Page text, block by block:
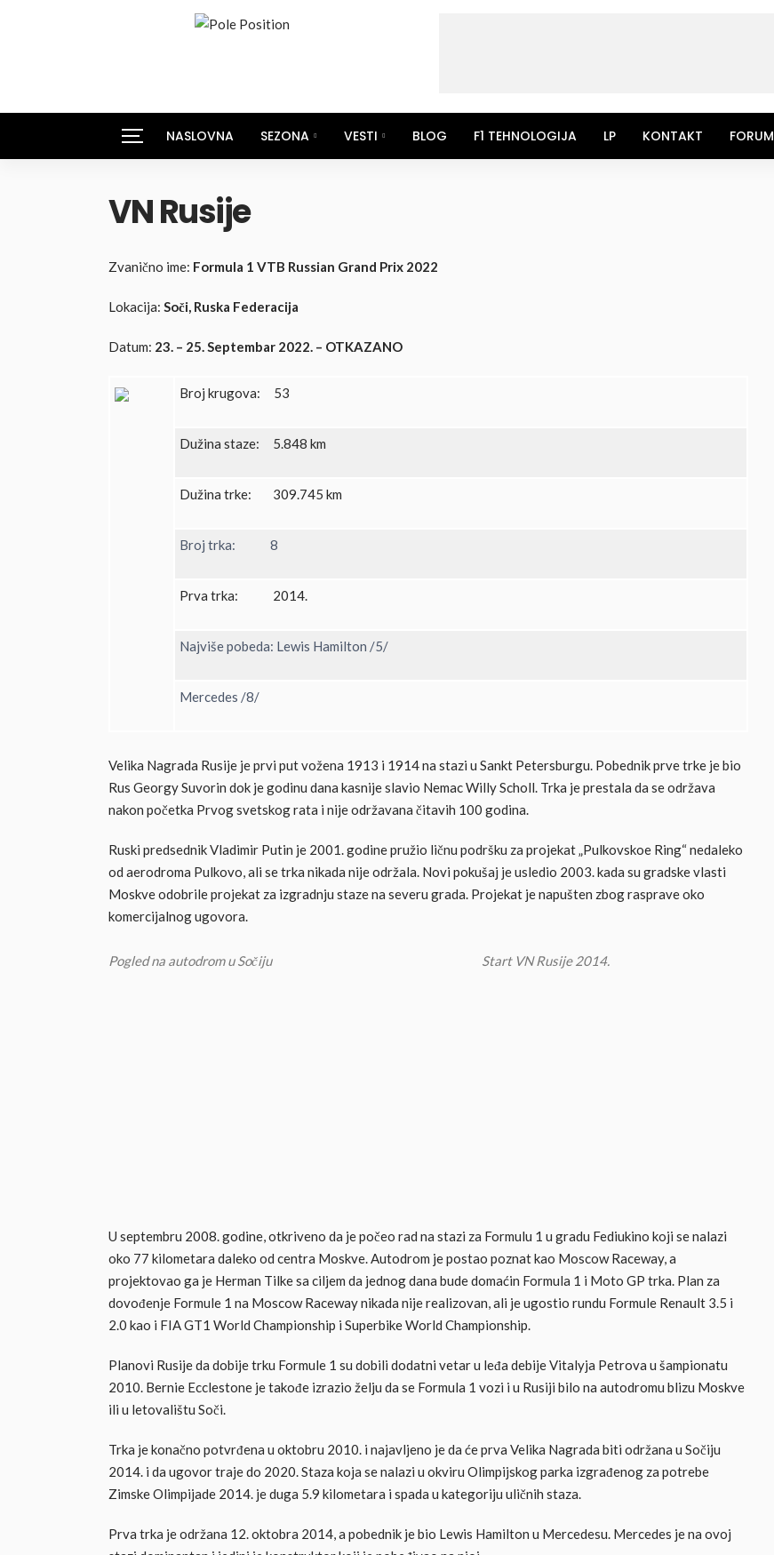
NASLOVNA SEZONA VESTI BLOG F1 TEHNOLOGIJA LP KONTAKT FORUM
VN Rusije
Zvanično ime: Formula 1 VTB Russian Grand Prix 2022
Lokacija: Soči, Ruska Federacija
Datum: 23. – 25. Septembar 2022. – OTKAZANO
Broj krugova: 53
Dužina staze: 5.848 km
Dužina trke: 309.745 km
Broj trka: 8
Prva trka: 2014.
Najviše pobeda: Lewis Hamilton /5/
Mercedes /8/
Velika Nagrada Rusije je prvi put vožena 1913 i 1914 na stazi u Sankt Petersburgu. Pobednik prve trke je bio
Rus Georgy Suvorin dok je godinu dana kasnije slavio Nemac Willy Scholl. Trka je prestala da se održava
nakon početka Prvog svetskog rata i nije održavana čitavih 100 godina.
Ruski predsednik Vladimir Putin je 2001. godine pružio ličnu podršku za projekat „Pulkovskoe Ring“ nedaleko
od aerodroma Pulkovo, ali se trka nikada nije održala. Novi pokušaj je usledio 2003. kada su gradske vlasti
Moskve odobrile projekat za izgradnju staze na severu grada. Projekat je napušten zbog rasprave oko
komercijalnog ugovora.
Pogled na autodrom u Sočiju Start VN Rusije 2014.
U septembru 2008. godine, otkriveno da je počeo rad na stazi za Formulu 1 u gradu Fediukino koji se nalazi
oko 77 kilometara daleko od centra Moskve. Autodrom je postao poznat kao Moscow Raceway, a
projektovao ga je Herman Tilke sa ciljem da jednog dana bude domaćin Formula 1 i Moto GP trka. Plan za
dovođenje Formule 1 na Moscow Raceway nikada nije realizovan, ali je ugostio rundu Formule Renault 3.5 i
2.0 kao i FIA GT1 World Championship i Superbike World Championship.
Planovi Rusije da dobije trku Formule 1 su dobili dodatni vetar u leđa debije Vitalyja Petrova u šampionatu
2010. Bernie Ecclestone je takođe izrazio želju da se Formula 1 vozi i u Rusiji bilo na autodromu blizu Moskve
ili u letovalištu Soči.
Trka je konačno potvrđena u oktobru 2010. i najavljeno je da će prva Velika Nagrada biti održana u Sočiju
2014. i da ugovor traje do 2020. Staza koja se nalazi u okviru Olimpijskog parka izgrađenog za potrebe
Zimske Olimpijade 2014. je duga 5.9 kilometara i spada u kategoriju uličnih staza.
Prva trka je održana 12. oktobra 2014, a pobednik je bio Lewis Hamilton u Mercedesu. Mercedes je na ovoj